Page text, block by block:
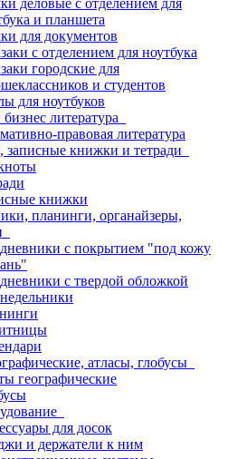
деловые с отделением для
и планшета
для документов
с отделением для ноутбука
городские для
и студентов
для ноутбуков
литература
правовая литература
записные книжки и тетради
книжки
планинги, органайзеры,
с покрытием "под кожу
с твердой обложкой
атласы, глобусы
географические
для досок
и держатели к ним